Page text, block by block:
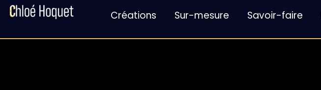
Créations Sur-mesure Savoir-faire